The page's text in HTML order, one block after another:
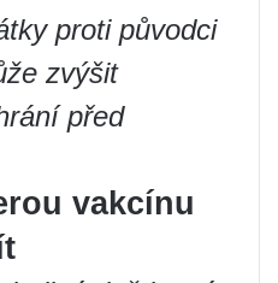
proti původci
zvýšit
před
vakcínu